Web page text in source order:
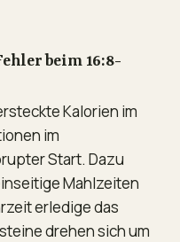
beim 16:8-
Kalorien im
im
Start. Dazu
Mahlzeiten
erledige das
drehen sich um